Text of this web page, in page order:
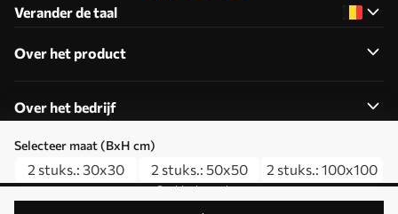
Selecteer maat (BxH cm)
2 stuks.: 30x30 2 stuks.: 50x50 2 stuks.: 100x100
Verander de taal
Over het product
Over het bedrijf
Cookies bewerken
© 2011-2026 Uwalls . Alle rechten voorbehouden. Beheerd